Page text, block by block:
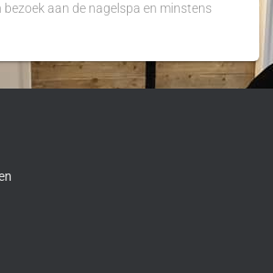
bezoek aan de nagelspa en minstens